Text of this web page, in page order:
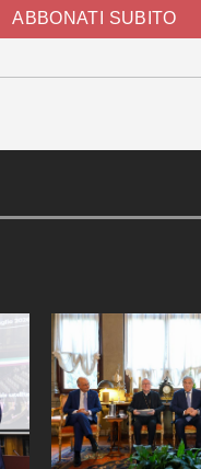
ABBONATI SUBITO